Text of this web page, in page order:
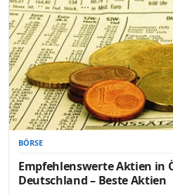
BÖRSE
Empfehlenswerte Aktien in
Deutschland – Beste Aktien